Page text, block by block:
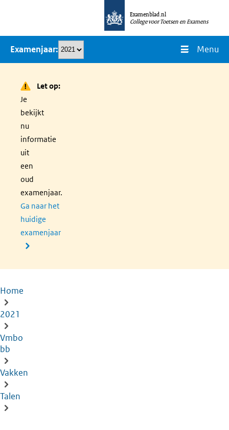
naar
inhoud
Examenblad.nl
College voor Toetsen en Examens
Examenjaar Menu
Let op:
Je
bekijkt
nu
informatie
uit
een
oud
examenjaar.
Ga naar het
huidige
examenjaar
Kruimelpad
Home
2021
Vmbo
bb
Vakken
Talen